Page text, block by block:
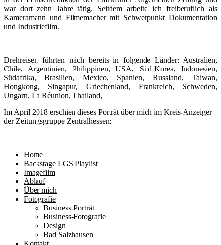
war dort zehn Jahre tätig. Seitdem arbeite ich freiberuflich als
Kameramann und Filmemacher mit Schwerpunkt Dokumentation
und Industriefilm.
Drehreisen führten mich bereits in folgende Länder: Australien,
Chile, Argentinien, Philippinen, USA, Süd-Korea, Indonesien,
Südafrika, Brasilien, Mexico, Spanien, Russland, Taiwan,
Hongkong, Singapur, Griechenland, Frankreich, Schweden,
Ungarn, La Réunion, Thailand,
Im April 2018 erschien dieses Porträt über mich im Kreis-Anzeiger
der Zeitungsgruppe Zentralhessen:
Home
Backstage LGS Playlist
Imagefilm
Ablauf
Über mich
Fotografie
Business-Porträt
Business-Fotografie
Design
Bad Salzhausen
Kontakt